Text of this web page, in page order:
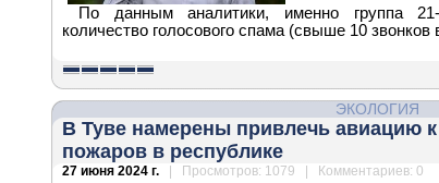
По данным аналитики, именно группа
количество голосового спама (свыше 10 звонков
ЭКОЛОГИЯ
В Туве намерены привлечь авиацию
пожаров в республике
27 июня 2024 г. | Просмотров: 1079 | Комментариев: 0